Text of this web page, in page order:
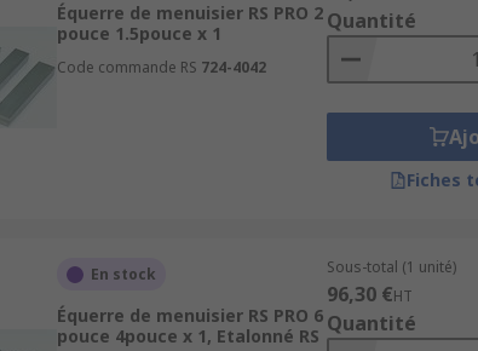
grâce à un onglet. La fausse équerre est très
de triangle rectangle. Elles ont toutes un angle
pour les travaux de charpente.
Équerre de menuisier RS PRO 2
pouce 1.5pouce x 1
Code commande RS 724-4042
Quantité
Fiches
En stock
Équerre de menuisier RS PRO 6
pouce 4pouce x 1, Etalonné RS
Sous-total (1 unité)
96,30 €HT
Quantité